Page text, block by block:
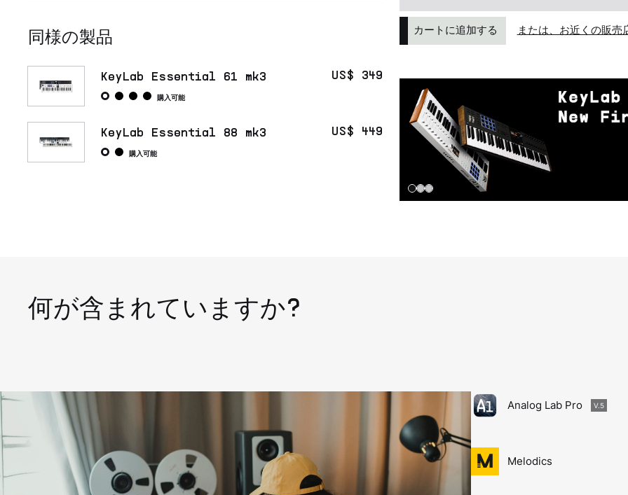
同様の製品
KeyLab Essential 61 mk3
購入可能
US$ 349
KeyLab Essential 88 mk3
購入可能
US$ 449
カートに追加する または、お近くの販売
何が含まれていますか?
Analog Lab Pro V.5
Melodics